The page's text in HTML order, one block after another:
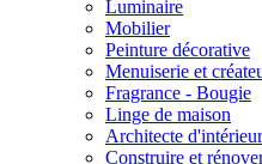
Luminaire
Mobilier
Peinture décorative
Menuiserie et
Fragrance - Bougie
Linge de maison
Architecte d'intérieur
Construire et